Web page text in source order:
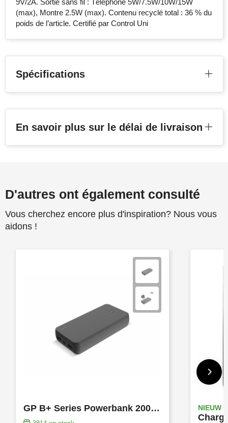
9V/2A. Sortie sans fil : Téléphone 5W/7.5W/10W/15W
(max), Montre 2.5W (max). Contenu recyclé total : 36 % du
poids de l’article. Certifié par Control Uni
Spécifications
En savoir plus sur le délai de livraison
D'autres ont également consulté
Vous cherchez encore plus d'inspiration? Nous vous
aidons !
GP B+ Series Powerbank 20000 mAh NIEUW